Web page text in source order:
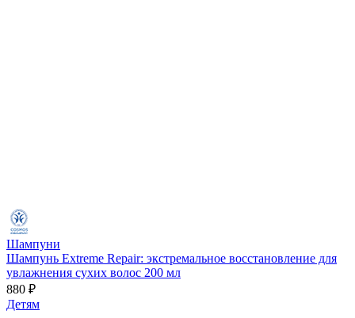
Шампуни
Шампунь Extreme Repair: экстремальное восстановление для
увлажнения сухих волос 200 мл
880 ₽
Детям